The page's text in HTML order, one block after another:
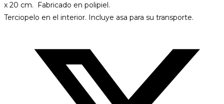
x 20 cm. Fabricado en polipiel.
Terciopelo en el interior. Incluye asa para su transporte.